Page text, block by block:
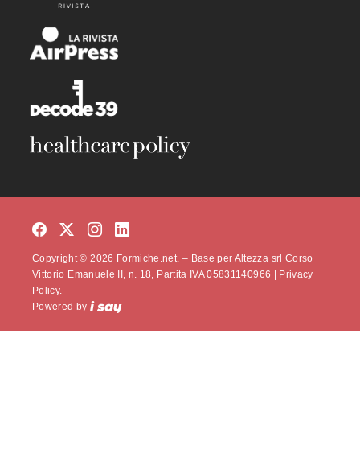
Copyright © 2026 Formiche.net. – Base per Altezza srl Corso
Vittorio Emanuele II, n. 18, Partita IVA 05831140966 | Privacy
Policy.
Powered by